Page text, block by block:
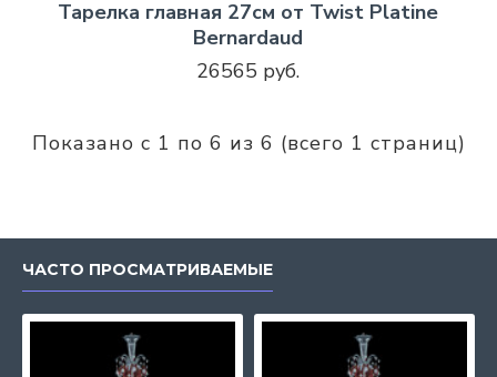
Тарелка главная 27см от Twist Platine
Bernardaud
26565 руб.
Показано с 1 по 6 из 6 (всего 1 страниц)
ЧАСТО ПРОСМАТРИВАЕМЫЕ